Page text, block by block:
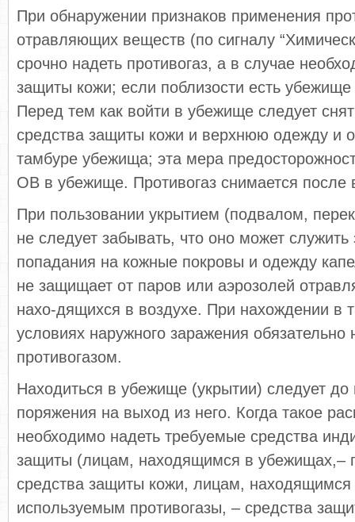
При обнаружении признаков применения
отравляющих веществ (по сигналу
срочно надеть противогаз, а в случае
защиты кожи; если поблизости есть
Перед тем как войти в убежище следует
средства защиты кожи и верхнюю одежду и
тамбуре убежища; эта мера
ОВ в убежище. Противогаз снимается
При пользовании укрытием (подвалом,
не следует забывать, что оно может служить
попадания на кожные покровы и одежду
не защищает от паров или аэрозолей
нахо-дящихся в воздухе. При нахождении в
условиях наружного заражения обязательно
противогазом.
Находиться в убежище (укрытии) следует до
поряжения на выход из него. Когда такое
необходимо надеть требуемые средства
защиты (лицам, находящимся в убежищах,–
средства защиты кожи, лицам, находящимся
используемым противогазы, – средства